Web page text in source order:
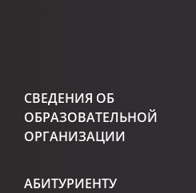
СВЕДЕНИЯ ОБ
ОБРАЗОВАТЕЛЬНОЙ
ОРГАНИЗАЦИИ
АБИТУРИЕНТУ